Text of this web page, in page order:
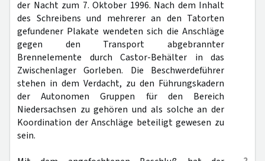
der Nacht zum 7. Oktober 1996. Nach dem Inhalt
des Schreibens und mehrerer an den Tatorten
gefundener Plakate wendeten sich die Anschläge
gegen den Transport abgebrannter
Brennelemente durch Castor-Behälter in das
Zwischenlager Gorleben. Die Beschwerdeführer
stehen in dem Verdacht, zu den Führungskadern
der Autonomen Gruppen für den Bereich
Niedersachsen zu gehören und als solche an der
Koordination der Anschläge beteiligt gewesen zu
sein.